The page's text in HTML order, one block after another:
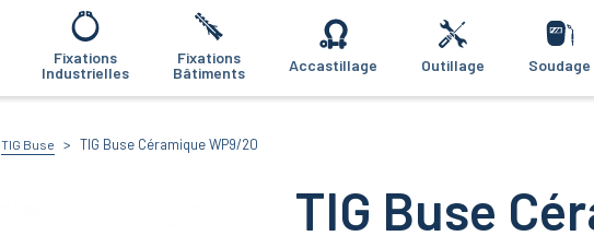
Fixations
Industrielles
Fixations
Bâtiments
Accastillage Outillage Soudage
TIG Buse TIG Buse Céramique WP9/20
TIG Buse